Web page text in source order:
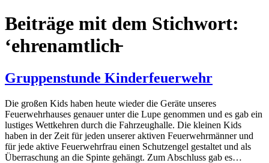
Beiträge mit dem Stichwort:
‘ehrenamtlich̵
Gruppenstunde Kinderfeuerwehr
Die großen Kids haben heute wieder die Geräte unseres
Feuerwehrhauses genauer unter die Lupe genommen und es gab ein
lustiges Wettkehren durch die Fahrzeughalle. Die kleinen Kids
haben in der Zeit für jeden unserer aktiven Feuerwehrmänner und
für jede aktive Feuerwehrfrau einen Schutzengel gestaltet und als
Überraschung an die Spinte gehängt. Zum Abschluss gab es…